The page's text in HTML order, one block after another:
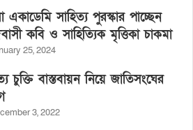
একাডেমি সাহিত্য পুরস্কার পাচ্ছেন
কবি ও সাহিত্যিক মৃত্তিকা চাকমা
25, 2024
চুক্তি বাস্তবায়ন নিয়ে জাতিসংঘের
3, 2022